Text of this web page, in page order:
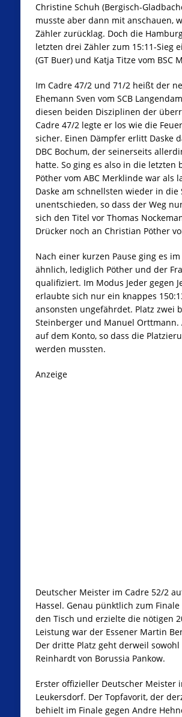
Christine Schuh (Bergisch-
musste aber dann mit anschauen,
Zähler zurücklag. Doch die
letzten drei Zähler zum 15:11-Sieg
(GT Buer) und Katja Titze vom BSC
Im Cadre 47/2 und 71/2 heißt der
Ehemann Sven vom SCB
diesen beiden Disziplinen der
Cadre 47/2 legte er los wie die
sicher. Einen Dämpfer erlitt Daske
DBC Bochum, der seinerseits
hatte. So ging es also in die letzten
Pöther vom ABC Merklinde war
Daske am schnellsten wieder in
unentschieden, so dass der Weg
sich den Titel vor Thomas
Drücker noch an Christian Pöther
Nach einer kurzen Pause ging es
ähnlich, lediglich Pöther und der
qualifiziert. Im Modus Jeder gegen
erlaubte sich nur ein knappes
ansonsten ungefährdet. Platz zwei
Steinberger und Manuel
auf dem Konto, so dass die
werden mussten.
Anzeige
Deutscher Meister im Cadre 52/2
Hassel. Genau pünktlich zum
den Tisch und erzielte die nötigen
Leistung war der Essener Martin
Der dritte Platz geht derweil
Reinhardt von Borussia Pankow.
Erster offizieller Deutscher Meister
Leukersdorf. Der Topfavorit, der
behielt im Finale gegen Andre